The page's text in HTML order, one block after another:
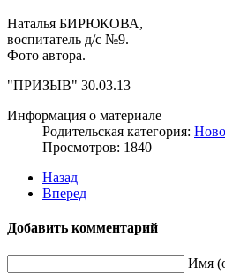
Наталья БИРЮКОВА,
воспитатель д/с №9.
Фото автора.
"ПРИЗЫВ" 30.03.13
Информация о материале
Родительская категория:
Просмотров: 1840
Назад
Вперед
Добавить комментарий
Имя